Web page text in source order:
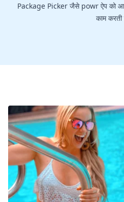
Package Picker जैसे powr ऐप को
काम करती